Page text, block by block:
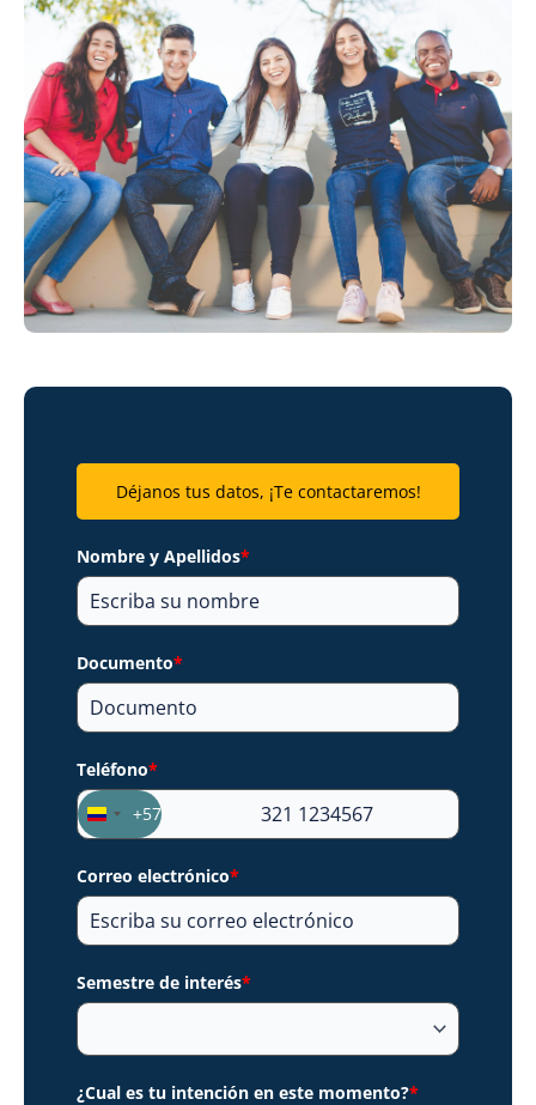
Déjanos tus datos, ¡Te contactaremos!
Nombre y Apellidos*
Documento*
Teléfono*
Colombia
+57
+57
Correo electrónico*
Semestre de interés*
¿Cual es tu intención en este momento?*